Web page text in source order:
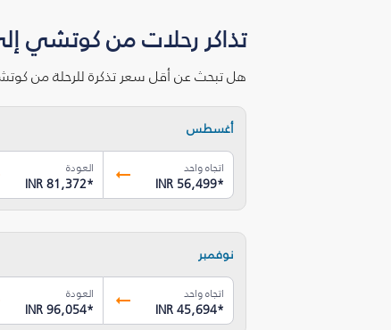
تذاكر رحلات من كوتشي
هل تبحث عن أقل سعر تذكرة للرحلة من
أغسطس
اتجاه واحد
INR 56,499*
العودة
INR 81,372*
نوفمبر
اتجاه واحد
INR 45,694*
العودة
INR 96,054*